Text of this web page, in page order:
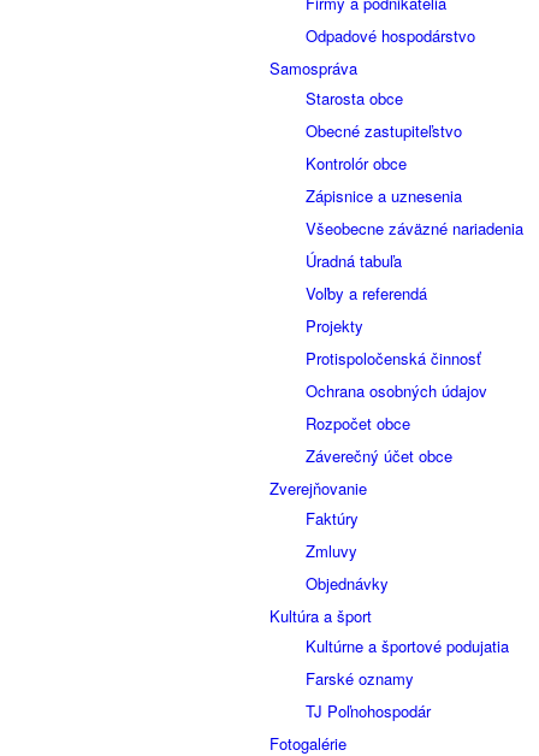
Odpadové hospodárstvo
Samospráva
Starosta obce
Obecné zastupiteľstvo
Kontrolór obce
Zápisnice a uznesenia
Všeobecne záväzné nariadenia
Úradná tabuľa
Voľby a referendá
Projekty
Protispoločenská činnosť
Ochrana osobných údajov
Rozpočet obce
Záverečný účet obce
Zverejňovanie
Faktúry
Zmluvy
Objednávky
Kultúra a šport
Kultúrne a športové podujatia
Farské oznamy
TJ Poľnohospodár
Fotogalérie